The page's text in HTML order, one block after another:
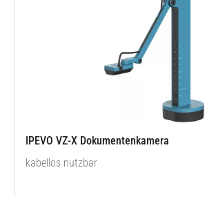
IPEVO VZ-X Dokumentenkamera
kabellos nutzbar